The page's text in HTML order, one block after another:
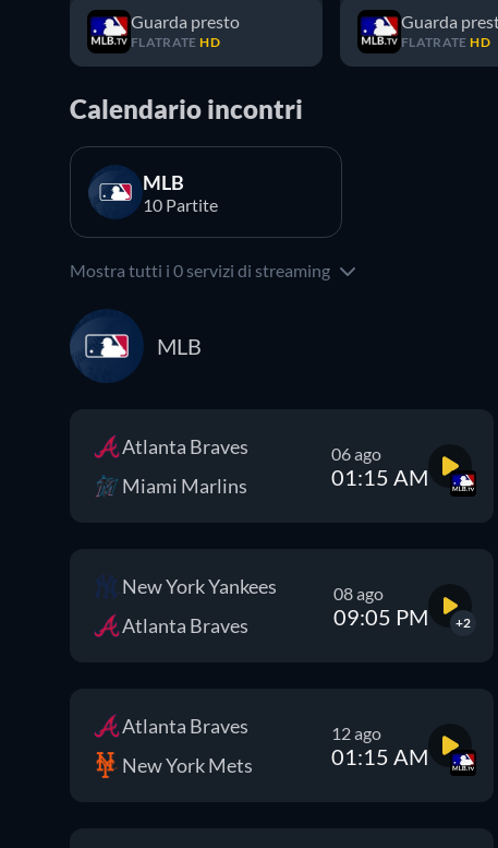
Guarda presto
FLATRATE HD
Guarda
FLATRATE HD
Calendario incontri
MLB
10 Partite
Mostra tutti i 0 servizi di streaming
MLB
Atlanta Braves
Miami Marlins
06 ago
01:15 AM
New York Yankees
Atlanta Braves
08 ago
09:05 PM +2
Atlanta Braves
New York Mets
12 ago
01:15 AM